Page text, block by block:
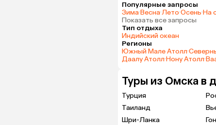
Популярные запросы
Зима·Весна·Лето·Осень·На
Показать все запросы
Тип отдыха
Индийский океан
Регионы
Южный Мале Атолл·
Даалу Атолл·Нону Атолл·
Туры из Омска в
Турция
Таиланд
Шри-Ланка